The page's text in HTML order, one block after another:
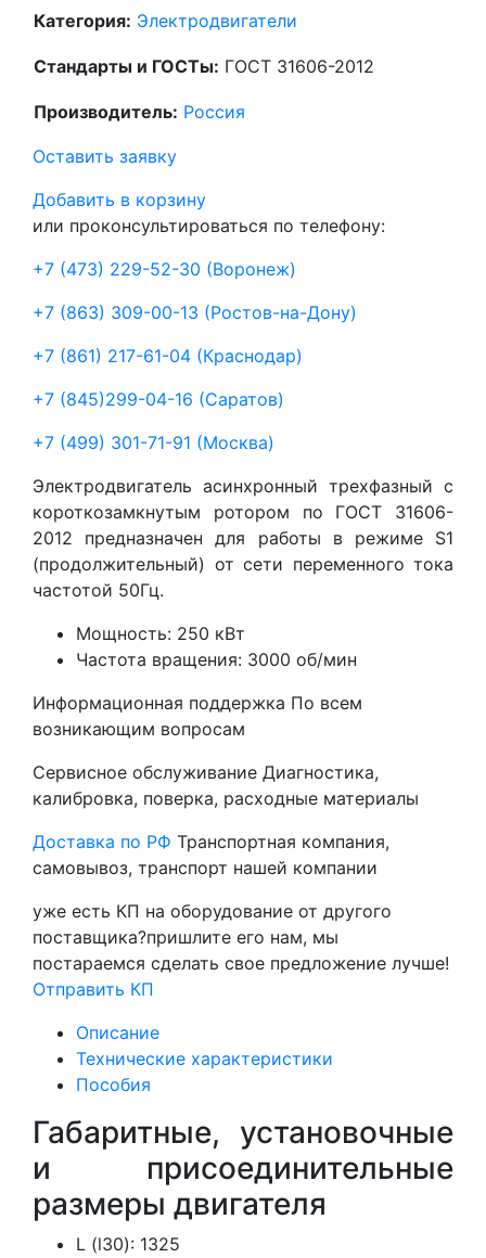
Категория: Электродвигатели
Стандарты и ГОСТы: ГОСТ 31606-2012
Производитель: Россия
Оставить заявку
Добавить в корзину
или проконсультироваться по телефону:
+7 (473) 229-52-30 (Воронеж)
+7 (863) 309-00-13 (Ростов-на-Дону)
+7 (861) 217-61-04 (Краснодар)
+7 (845)299-04-16 (Саратов)
+7 (499) 301-71-91 (Москва)
Электродвигатель асинхронный трехфазный с
короткозамкнутым ротором по ГОСТ 31606-
2012 предназначен для работы в режиме S1
(продолжительный) от сети переменного тока
частотой 50Гц.
Мощность: 250 кВт
Частота вращения: 3000 об/мин
Информационная поддержка По всем
возникающим вопросам
Сервисное обслуживание Диагностика,
калибровка, поверка, расходные материалы
Доставка по РФ Транспортная компания,
самовывоз, транспорт нашей компании
уже есть КП на оборудование от другого
поставщика?пришлите его нам, мы
постараемся сделать свое предложение лучше!
Отправить КП
Описание
Технические характеристики
Пособия
Габаритные, установочные
и присоединительные
размеры двигателя
L (l30): 1325